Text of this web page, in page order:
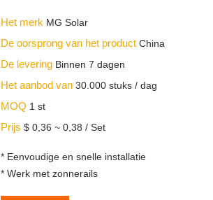
Het merk MG Solar
De oorsprong van het productChina
De levering Binnen 7 dagen
Het aanbod van30.000 stuks / dag
MOQ 1 st
Prijs$ 0,36 ~ 0,38 / Set
* Eenvoudige en snelle installatie
* Werk met zonnerails